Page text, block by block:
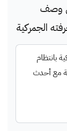
وصف
الجمركية
بانتظام
مع أحدث